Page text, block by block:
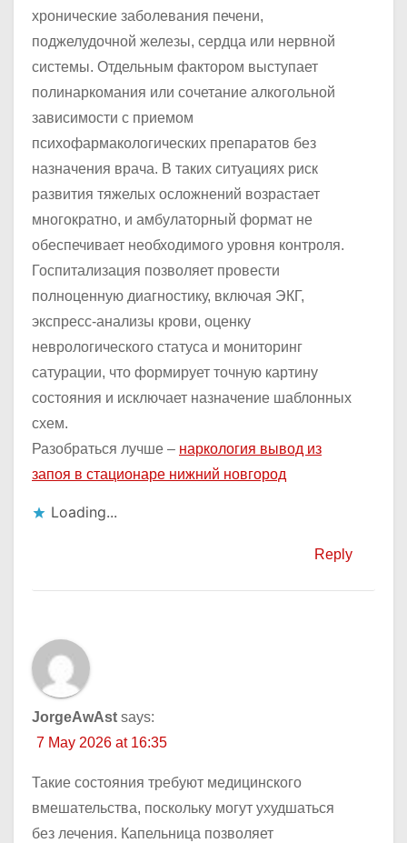
хронические заболевания печени,
поджелудочной железы, сердца или нервной
системы. Отдельным фактором выступает
полинаркомания или сочетание алкогольной
зависимости с приемом
психофармакологических препаратов без
назначения врача. В таких ситуациях риск
развития тяжелых осложнений возрастает
многократно, и амбулаторный формат не
обеспечивает необходимого уровня контроля.
Госпитализация позволяет провести
полноценную диагностику, включая ЭКГ,
экспресс-анализы крови, оценку
неврологического статуса и мониторинг
сатурации, что формирует точную картину
состояния и исключает назначение шаблонных
схем.
Разобраться лучше – наркология вывод из
запоя в стационаре нижний новгород
Loading...
Reply
JorgeAwAst says:
7 May 2026 at 16:35
Такие состояния требуют медицинского
вмешательства, поскольку могут ухудшаться
без лечения. Капельница позволяет